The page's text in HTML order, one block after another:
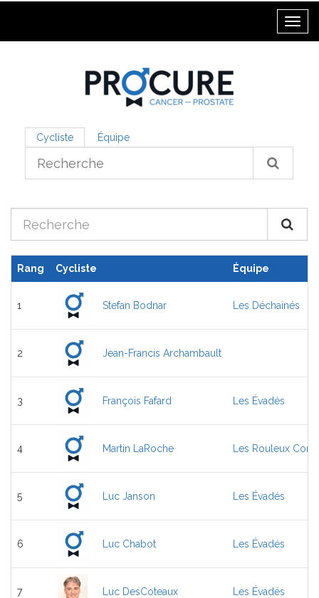
Cycliste Équipe
Rang Cycliste Équipe
1 Stefan Bodnar Les Déchainés
2 Jean-Francis Archambault
3 François Fafard Les Évadés
4 Martin LaRoche Les Rouleux
5 Luc Janson Les Évadés
6 Luc Chabot Les Évadés
7 Luc DesCoteaux Les Évadés